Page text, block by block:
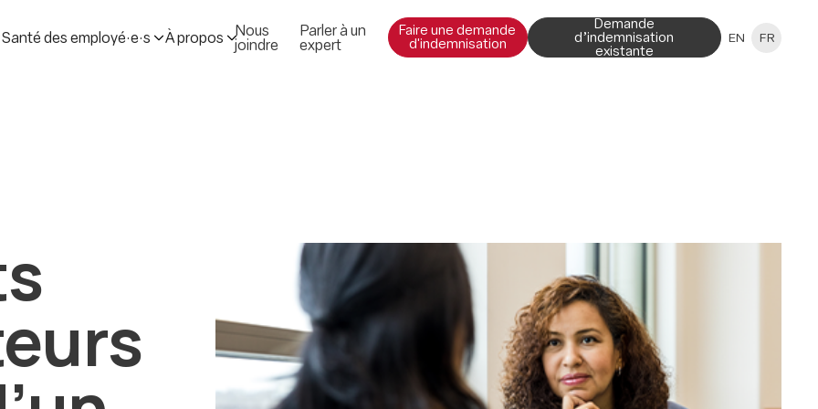
Santé des employé·e·s À propos
Nous
joindre
Parler à un
expert
Faire une demande
d'indemnisation
Demande
d’indemnisation
existante
EN FR
dans les services